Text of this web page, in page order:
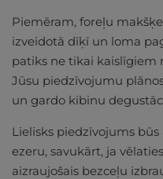
Piemēram, foreļu
izveidotā dīķī un loma
patiks ne tikai kaislīgiem
Jūsu piedzīvojumu
un gardo kibinu
Lielisks piedzīvojums
ezeru, savukārt, ja
aizraujošais bezceļu